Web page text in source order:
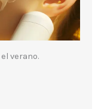
verano.